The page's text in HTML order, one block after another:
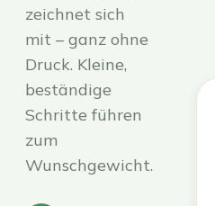
zeichnet sich
mit – ganz ohne
Druck. Kleine,
beständige
Schritte führen
zum
Wunschgewicht.